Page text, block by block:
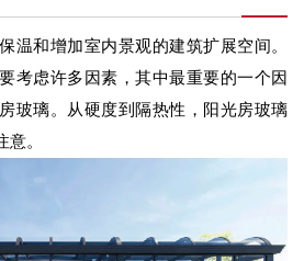
温和增加室内景观的建筑扩展空间。
考虑许多因素，其中最重要的一个因
玻璃。从硬度到隔热性，阳光房玻璃
。